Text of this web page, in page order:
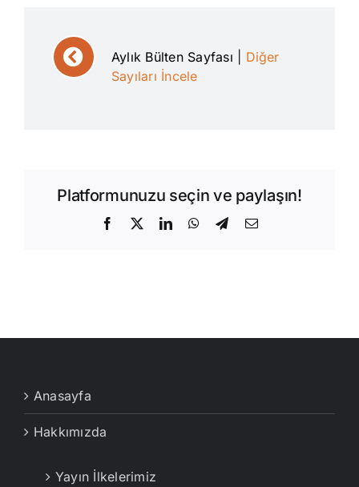
Aylık Bülten Sayfası
Diğer
Sayıları İncele
Platformunuzu seçin ve paylaşın!
Facebook
X LinkedInWhatsApp
Telegram
E-
Anasayfa
Hakkımızda
Yayın İlkelerimiz